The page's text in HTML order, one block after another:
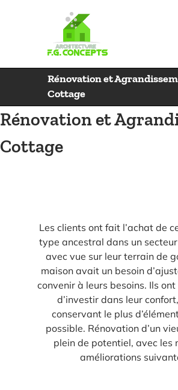
Rénovation et
Cottage
Rénovation et
Cottage
Les clients ont fait l’achat de
type ancestral dans un
avec vue sur leur terrain de
maison avait un besoin
convenir à leurs besoins. Ils
d’investir dans leur
conservant le plus
possible. Rénovation d’un
plein de potentiel, avec les
améliorations